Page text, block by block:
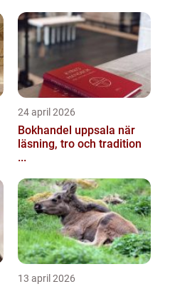
24 april 2026
Bokhandel uppsala när
läsning, tro och tradition
...
13 april 2026